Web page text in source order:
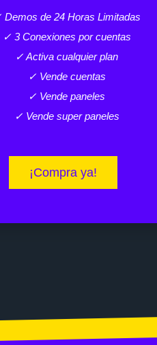
Demos de 24 Horas Limitadas
✓ 3 Conexiones por cuentas
✓ Activa cualquier plan
✓ Vende cuentas
✓ Vende paneles
✓ Vende super paneles
¡Compra ya!